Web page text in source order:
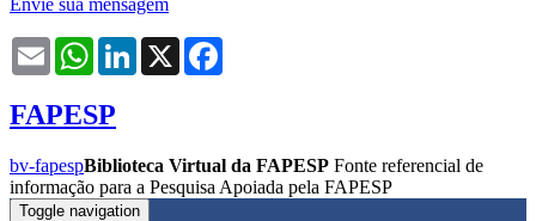
Envie sua mensagem
Email WhatsAppLinkedIn
X
FAPESP
bv-fapespBiblioteca Virtual da FAPESP Fonte referencial de
informação para a Pesquisa Apoiada pela FAPESP
Toggle navigation